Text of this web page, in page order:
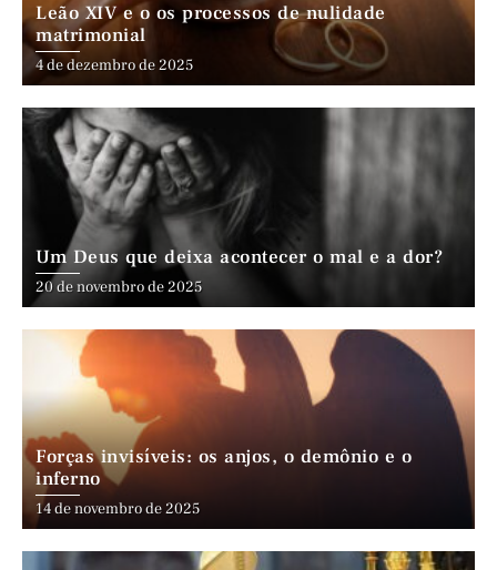
Leão XIV e o os processos de nulidade
matrimonial
4 de dezembro de 2025
Um Deus que deixa acontecer o mal e a dor?
20 de novembro de 2025
Forças invisíveis: os anjos, o demônio e o
inferno
14 de novembro de 2025